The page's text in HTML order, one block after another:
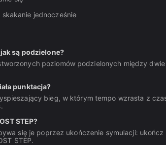
skakanie jednocześnie
są podzielone?
poziomów podzielonych między
punktacja?
bieg, w którym tempo wzrasta z
STEP?
się je poprzez ukończenie symulacji:
STEP.